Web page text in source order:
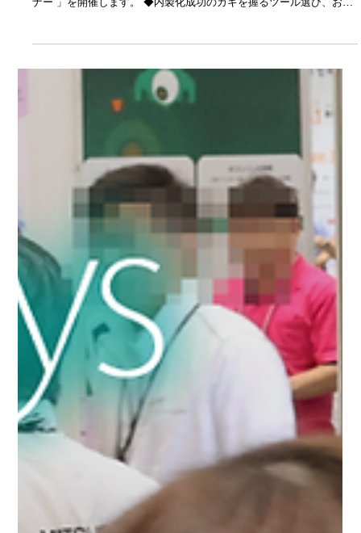
2月24日
【イベント】2026年3月6日（金）に「触って試して専
門家に相談できる！ 脆弱性診断ツール比較・体験セミ
ナー」を開催します
株 式会社エーアイセキュリティラボは、2026年3月6日（金）に「 触
って試して専門家に相談できる！ 脆弱性診断ツール比較・体験セミ
ナー 」を開催します。 ◆内製化成功のカギを握るツール選び、お悩
みはありませんか？ 脆弱性診断の内製化を成功させる上で、診断ツ
ール選びは重要なカギを握ります。ですが、多くのご担当者様は「ど
のツールを選べばいいのかわからない」とお悩みではないでしょう
か。ツール選びでは、単にコストを抑えるだけではなく、精度や操作
性、運用のしやすさを含め、自社の体制や目的に合ったものを見極め
ることが大切です。しかし、資料を見比べるだけではなかなか「違
い」がわからないのが現状です。 ◆実際に操作して生じる疑問点を
セキュリティの専門家に相談できる 本セミナーでは、内製化の最新
事情やツールの違いを解説したうえで、Web診断ツール
「AeyeScan」を実際に操作いただけます。操作を通じて生じた疑問
や不安は、セキュリティエンジニアとして豊富な経験を持つ当社関根
に、その場で直接ご質問・ご相談が可能です。 「内製化を成功させ
たい」「ツールが自社に合うか